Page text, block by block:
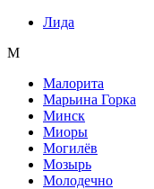
Лида
М
Малорита
Марьина Горка
Минск
Миоры
Могилёв
Мозырь
Молодечно